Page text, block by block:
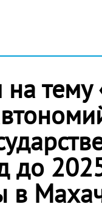
на
до